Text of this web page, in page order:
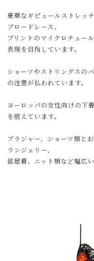
豪華なギピュールストレッ
ブロードレース、
プリントのマイクロチュー
表現を目指しています。
ショーツやストリングスの
の注意が払われています。
ヨーロッパの女性向けの下
を抱えています。
ブラジャー、ショーツ類と
ランジェリー、
部屋着、ニット類など幅広